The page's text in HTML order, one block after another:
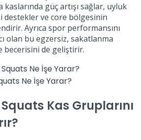
kaslarında güç artışı sağlar, uyluk
destekler ve core bölgesinin
Ayrıca spor performansını
olan bu egzersiz, sakatlanma
becerisini de geliştirir.
Ne İşe Yarar?
Kas Gruplarını